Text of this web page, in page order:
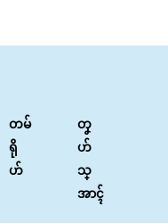
တမ်
ရို
ဟ်
တၞ
ဟ်
သ္
အာၚ်